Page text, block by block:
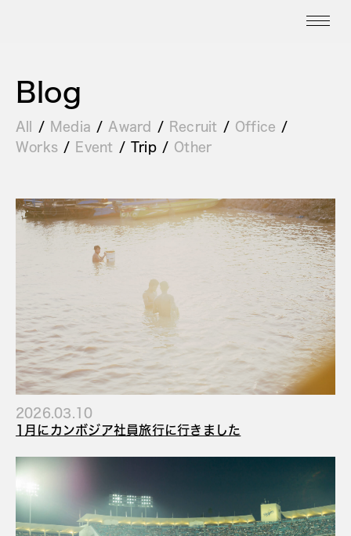
Blog
All Media Award Recruit
Office
Works
Event Trip Other
2026.03.10
1月にカンボジア社員旅行に行きました